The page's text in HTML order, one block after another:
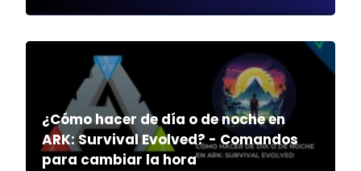
¿Cómo hacer de día o de noche en
ARK: Survival Evolved? - Comandos
para cambiar la hora